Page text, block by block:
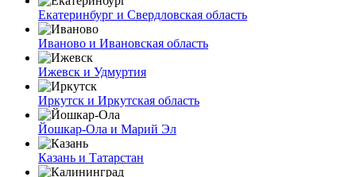
Екатеринбург и Свердловская область
Иваново и Ивановская область
Ижевск и Удмуртия
Иркутск и Иркутская область
Йошкар-Ола и Марий Эл
Казань и Татарстан